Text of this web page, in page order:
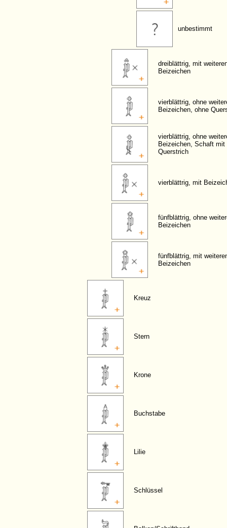
unbestimmt
dreiblättrig, mit
Beizeichen
vierblättrig, ohne
Beizeichen, ohne
vierblättrig, ohne
Beizeichen, Schaft mit
Querstrich
vierblättrig, mit
fünfblättrig, ohne
Beizeichen
fünfblättrig, mit
Beizeichen
Kreuz
Stern
Krone
Buchstabe
Lilie
Schlüssel